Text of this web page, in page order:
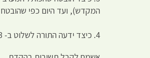
המקדש), ועד היום כפי שהובטח
4. כיצד ידעה התורה לשלוט ב- 2/3 מן העולם, מים, וכפי שנאמר "כל שיש לו קשקשת יש לו סנפיר , ויש שיש לו סנפיר אין לו קשקשת"